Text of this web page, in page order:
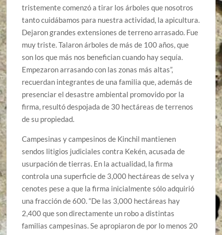
tristemente comenzó a tirar los árboles que nosotros
tanto cuidábamos para nuestra actividad, la apicultura.
Dejaron grandes extensiones de terreno arrasado. Fue
muy triste. Talaron árboles de más de 100 años, que
son los que más nos benefician cuando hay sequía.
Empezaron arrasando con las zonas más altas”,
recuerdan integrantes de una familia que, además de
presenciar el desastre ambiental promovido por la
firma, resultó despojada de 30 hectáreas de terrenos
de su propiedad.
Campesinas y campesinos de Kinchil mantienen
sendos litigios judiciales contra Kekén, acusada de
usurpación de tierras. En la actualidad, la firma
controla una superficie de 3,000 hectáreas de selva y
cenotes pese a que la firma inicialmente sólo adquirió
una fracción de 600. “De las 3,000 hectáreas hay
2,400 que son directamente un robo a distintas
familias campesinas. Se apropiaron de por lo menos 20